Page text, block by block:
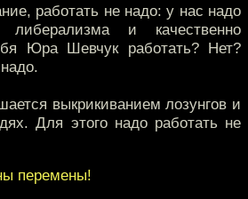
работать не надо: у нас надо
либерализма и качественно
Юра Шевчук работать? Нет?
выкрикиванием лозунгов и
Для этого надо работать не
перемены!